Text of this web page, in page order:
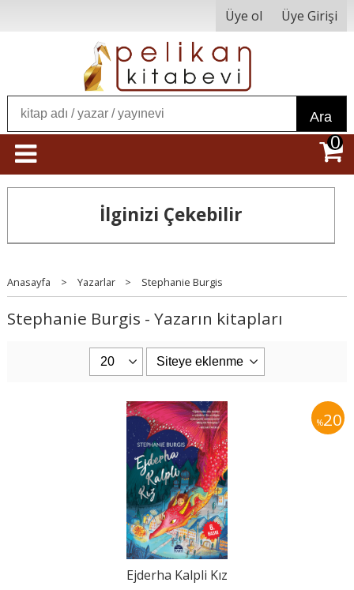
Üye ol Üye Girişi
Ara
0
İlginizi Çekebilir
Anasayfa > Yazarlar > Stephanie Burgis
Stephanie Burgis - Yazarın kitapları
%20
Ejderha Kalpli Kız